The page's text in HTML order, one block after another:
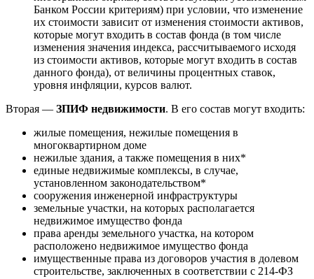
Банком России критериям) при условии, что изменение
их стоимости зависит от изменения стоимости активов,
которые могут входить в состав фонда (в том числе
изменения значения индекса, рассчитываемого исходя
из стоимости активов, которые могут входить в состав
данного фонда), от величины процентных ставок,
уровня инфляции, курсов валют.
Вторая — ЗПИФ недвижимости. В его состав могут входить:
жилые помещения, нежилые помещения в
многоквартирном доме
нежилые здания, а также помещения в них*
единые недвижимые комплексы, в случае,
установленном законодательством*
сооружения инженерной инфраструктуры
земельные участки, на которых располагается
недвижимое имущество фонда
права аренды земельного участка, на котором
расположено недвижимое имущество фонда
имущественные права из договоров участия в долевом
строительстве, заключенных в соответствии с 214-ФЗ